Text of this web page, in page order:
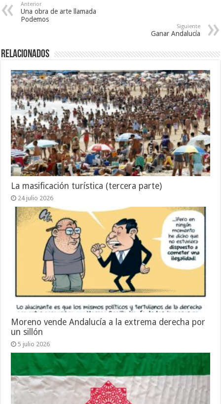
Anterior
Una obra de arte llamada
Podemos
Siguiente
Ganar Andalucía
Relacionados
La masificación turística (tercera parte)
24 julio 2026
Moreno vende Andalucía a la extrema derecha por
un sillón
5 julio 2026